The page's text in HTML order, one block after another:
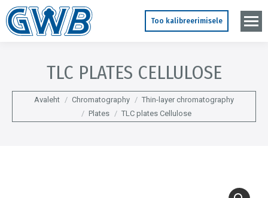
Too kalibreerimisele
TLC PLATES CELLULOSE
You are here:
Avaleht Chromatography
Thin-layer chromatography
Plates
TLC plates Cellulose